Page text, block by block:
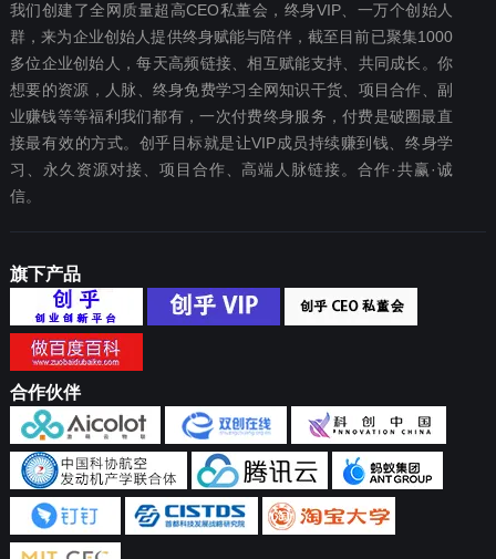
我们创建了全网质量超高CEO私董会，终身VIP、一万个创始人
群，来为企业创始人提供终身赋能与陪伴，截至目前已聚集1000
多位企业创始人，每天高频链接、相互赋能支持、共同成长。你
想要‬的资源，人脉、终身免费学习全网知识干货、项目合作、副
业赚钱等等福利我们都‬有，一次付费终‬身服务，付费是破圈最‬直
接最有效‬的方式。创乎目标就是让VIP成员持续赚到钱、终身学
习、永久资源对接、项目合作、高端人脉链接。合作·共赢·诚
信。
旗下产品
合作伙伴